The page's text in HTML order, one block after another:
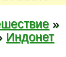
»
Индонет